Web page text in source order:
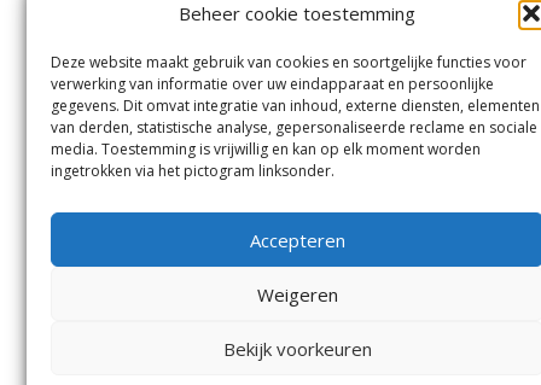
Beheer cookie toestemming
Deze website maakt gebruik van cookies en soortgelijke functies voor
verwerking van informatie over uw eindapparaat en persoonlijke
gegevens. Dit omvat integratie van inhoud, externe diensten, elementen
van derden, statistische analyse, gepersonaliseerde reclame en sociale
media. Toestemming is vrijwillig en kan op elk moment worden
ingetrokken via het pictogram linksonder.
Accepteren
Weigeren
Bekijk voorkeuren
Vrouwenakker,Waverveen
UithoornenDe Kwakel.
Contact
Andere uitgaven
Bezorgklacht
Vacatures
Voorwaarden
Privacyverklaring
De Ronde Venen